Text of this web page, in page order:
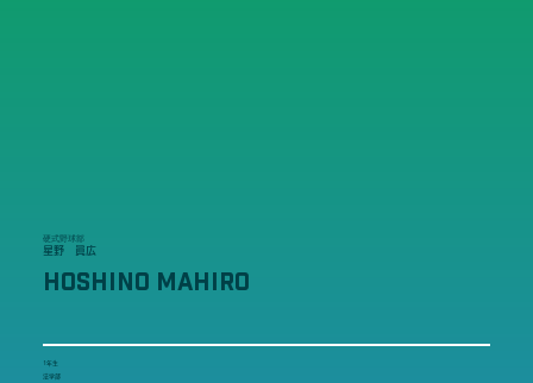
硬式野球部
星野 眞広
HOSHINO MAHIRO
1年生
法学部